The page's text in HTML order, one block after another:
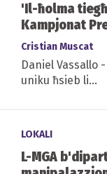
'Il-ħolma
Kampjonat
Cristian Muscat
Daniel Vassallo
uniku ħsieb li...
LOKALI
L-MGA